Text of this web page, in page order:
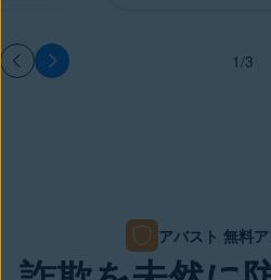
1/3
アバスト 無料